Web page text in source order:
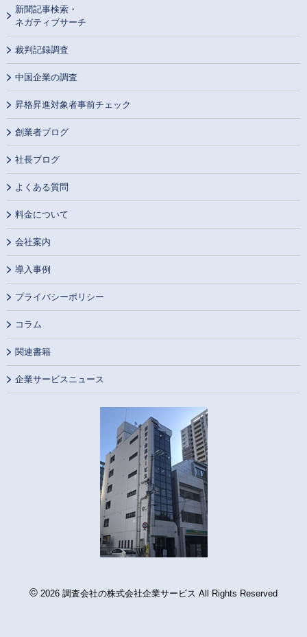
新聞記事検索・
ネガティブサーチ
裁判記録調査
中国企業の調査
昇格昇進対象者事前チェック
創業者ブログ
社長ブログ
よくある質問
料金について
会社案内
導入事例
プライバシーポリシー
コラム
関連書籍
企業サービスニュース
© 2026 調査会社の株式会社企業サービス All Rights Reserved